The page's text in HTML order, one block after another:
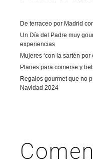
De terraceo por Madrid
Un Día del Padre muy
experiencias
Mujeres ‘con la sartén por
Planes para comerse y
Regalos gourmet que no
Navidad 2024